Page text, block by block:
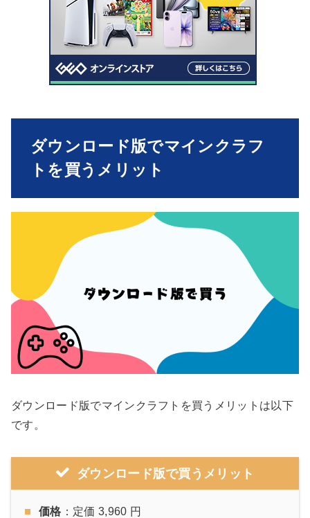
ダウンロード版でマインクラフ
トを買うメリット
ダウンロード版でマインクラフトを買うメリットは以下
です。
ダウンロード版で買うメリット
価格 ：定価 3,960 円